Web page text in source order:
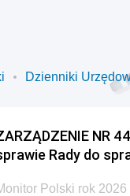
Dzienniki
NR
Rady do
Polski rok 2026